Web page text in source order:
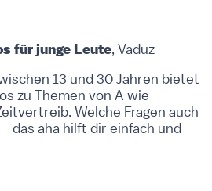
für junge Leute, Vaduz
13 und 30 Jahren bietet
zu Themen von A wie
Welche Fragen auch
das aha hilft dir einfach und